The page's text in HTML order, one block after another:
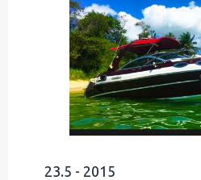
23.5 - 2015